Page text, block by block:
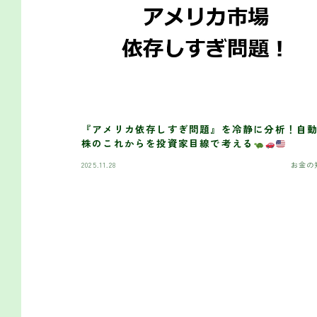
『アメリカ依存しすぎ問題』を冷静に分析！自
株のこれからを投資家目線で考える
2025.11.28 お金の